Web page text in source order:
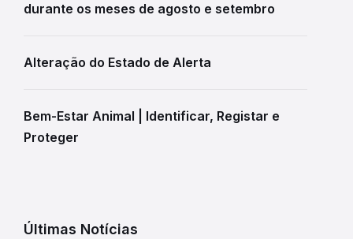
durante os meses de agosto e setembro
Alteração do Estado de Alerta
Bem-Estar Animal | Identificar, Registar e
Proteger
Últimas Notícias